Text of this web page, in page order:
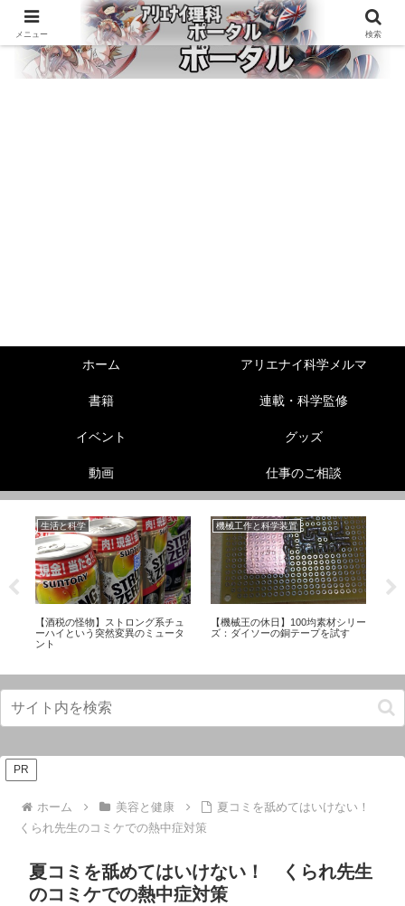
ホーム アリエナイ科学メルマ
書籍 連載・科学監修
イベント グッズ
動画 仕事のご相談
生活と科学
【酒税の怪物】ストロング系チュ
ーハイという突然変異のミュータ
ント
機械工作と科学装置
【機械王の休日】100均素材シリー
ズ：ダイソーの銅テープを試す
PR
ホーム 美容と健康
夏コミを舐めてはいけない！
くられ先生のコミケでの熱中症対策
夏コミを舐めてはいけない！ くられ先生
のコミケでの熱中症対策
メニュー 検索